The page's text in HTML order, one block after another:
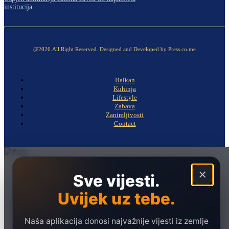
institucija
@2026.All Right Reserved. Designed and Developed by Press.co.me
Balkan
Kuhinja
Lifestyle
Zabava
Zanimljivosti
Contact
×
Sve vijesti.
Uvijek uz tebe.
Naša aplikacija donosi najvažnije vijesti iz zemlje